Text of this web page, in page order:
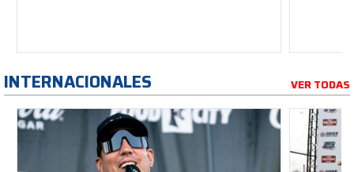
INTERNACIONALES VER TODAS